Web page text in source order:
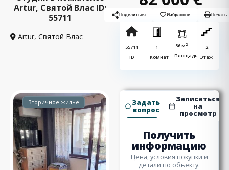
Artur, Святой Влас ID:
55711
Artur, Святой Влас
Поделиться Избранное Печать
55711
ID
1
Комнат
56 м2
Площадь
2
Этаж
Вторичное жилье Задать
вопрос
Записаться
на
просмотр
Получить
информацию
Цена, условия покупки и
детали по объекту.